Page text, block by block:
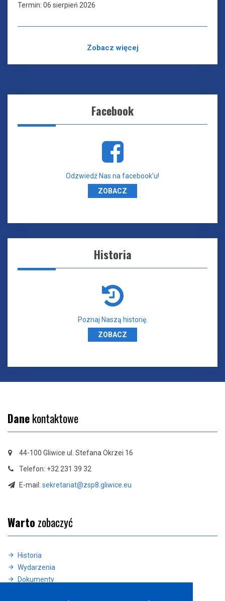
Termin: 06 sierpień 2026
Zobacz więcej
Facebook
Odzwiedź Nas na facebook'u!
ZOBACZ
Historia
Poznaj Naszą historię.
ZOBACZ
Danekontaktowe
44-100 Gliwice ul. Stefana Okrzei 16
Telefon: +32 231 39 32
E-mail: sekretariat@zsp8.gliwice.eu
Warto zobaczyć
Historia
Wydarzenia
Dokumenty